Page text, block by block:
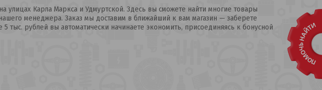
улицах Карла Маркса и Удмуртской. Здесь вы сможете найти многие товары
менеджера. Заказ мы доставим в ближайший к вам магазин — заберете
рублей вы автоматически начинаете экономить, присоединяясь к бонусной